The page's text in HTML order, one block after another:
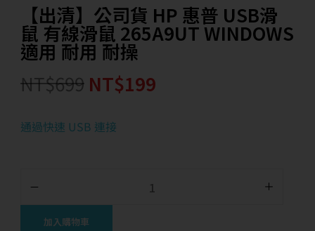
【出清】公司貨 HP 惠普 USB滑
鼠 有線滑鼠 265A9UT WINDOWS
適用 耐用 耐操
NT$699 NT$199
通過快速 USB 連接
加入購物車